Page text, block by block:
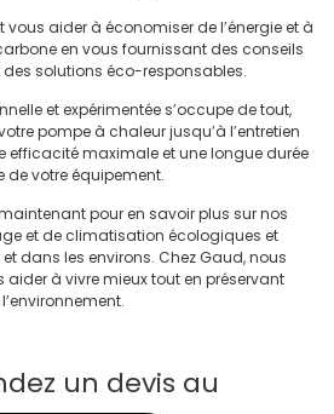
aider à économiser de l’énergie et à
en vous fournissant des conseils
solutions éco-responsables.
et expérimentée s’occupe de tout,
pompe à chaleur jusqu’à l’entretien
efficacité maximale et une longue durée
de votre équipement.
pour en savoir plus sur nos
et de climatisation écologiques et
dans les environs. Chez Gaud, nous
à vivre mieux tout en préservant
l’environnement.
un devis au